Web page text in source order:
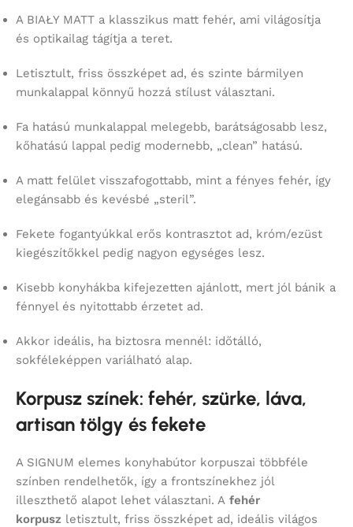
A BIAŁY MATT a klasszikus matt fehér, ami világosítja
és optikailag tágítja a teret.
Letisztult, friss összképet ad, és szinte bármilyen
munkalappal könnyű hozzá stílust választani.
Fa hatású munkalappal melegebb, barátságosabb lesz,
kőhatású lappal pedig modernebb, „clean” hatású.
A matt felület visszafogottabb, mint a fényes fehér, így
elegánsabb és kevésbé „steril”.
Fekete fogantyúkkal erős kontrasztot ad, króm/ezüst
kiegészítőkkel pedig nagyon egységes lesz.
Kisebb konyhákba kifejezetten ajánlott, mert jól bánik a
fénnyel és nyitottabb érzetet ad.
Akkor ideális, ha biztosra mennél: időtálló,
sokféleképpen variálható alap.
Korpusz színek: fehér, szürke, láva,
artisan tölgy és fekete
A SIGNUM elemes konyhabútor korpuszai többféle
színben rendelhetők, így a frontszínekhez jól
illeszthető alapot lehet választani. A fehér
korpusz letisztult, friss összképet ad, ideális világos